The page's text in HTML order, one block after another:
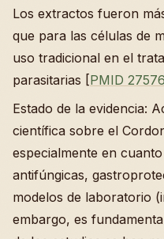
Los extractos fueron
que para las células de
uso tradicional en el
parasitarias [PMID
Estado de la evidencia:
científica sobre el
especialmente en
antifúngicas,
modelos de laboratorio
embargo, es